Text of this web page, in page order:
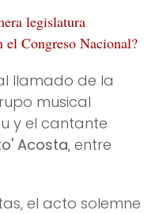
legislatura
el Congreso Nacional?
llamado de la
musical
y el cantante
Acosta, entre
el acto solemne